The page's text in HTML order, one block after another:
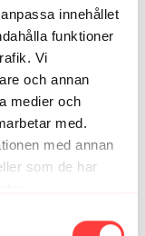
innehållet
funktioner
Vi
och annan
medier och
med.
med annan
som de har
ju vara olika,
rätt så snabbt,
team 5-7 minuter.
hade tid